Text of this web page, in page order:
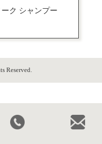
ーク シャンプー
Reserved.